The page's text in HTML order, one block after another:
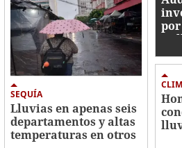
SEQUÍA
Lluvias en apenas seis
departamentos y altas
temperaturas en otros
por